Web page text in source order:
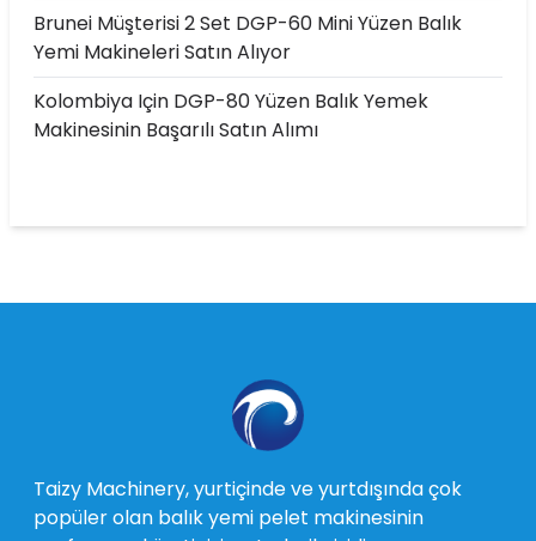
Brunei Müşterisi 2 Set DGP-60 Mini Yüzen Balık
Yemi Makineleri Satın Alıyor
Kolombiya Için DGP-80 Yüzen Balık Yemek
Makinesinin Başarılı Satın Alımı
Taizy Machinery, yurtiçinde ve yurtdışında çok
popüler olan balık yemi pelet makinesinin